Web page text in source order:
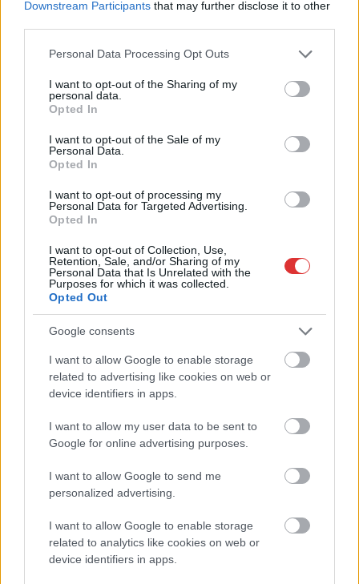
Downstream Participants that may further disclose it to other
Please note that this website/app uses one or more Google
not limited to your visit or usage behaviour. You may click to
grant or deny consent to Google and its third-party tags to
use your data for below specified purposes in below Google
consent section.
Personal Data Processing Opt Outs
I want to opt-out of the Sharing of my
personal data.
Opted In
I want to opt-out of the Sale of my
Personal Data.
Opted In
I want to opt-out of processing my
Personal Data for Targeted Advertising.
Opted In
I want to opt-out of Collection, Use,
Retention, Sale, and/or Sharing of my
Personal Data that Is Unrelated with the
Purposes for which it was collected.
Opted Out
Google consents
I want to allow Google to enable storage
related to advertising like cookies on web or
device identifiers in apps.
I want to allow my user data to be sent to
Google for online advertising purposes.
I want to allow Google to send me
personalized advertising.
I want to allow Google to enable storage
related to analytics like cookies on web or
device identifiers in apps.
Az idei év leglassabb növekedését hozta a június a
kiskereskedelemben
Bár a hazai kiskereskedelmi forgalom idén júniusban is
bővülni tudott, a növekedési ütem jelentősen lelassult a...
Magyarország